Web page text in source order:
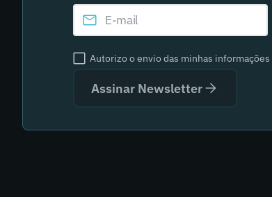
Autorizo o envio das minhas informações
Assinar Newsletter